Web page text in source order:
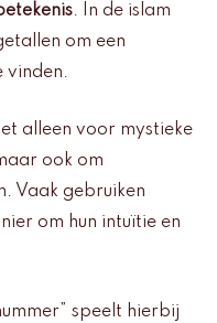
. In de islam
om een
vinden.
alleen voor mystieke
ook om
Vaak gebruiken
om hun intuïtie en
speelt hierbij